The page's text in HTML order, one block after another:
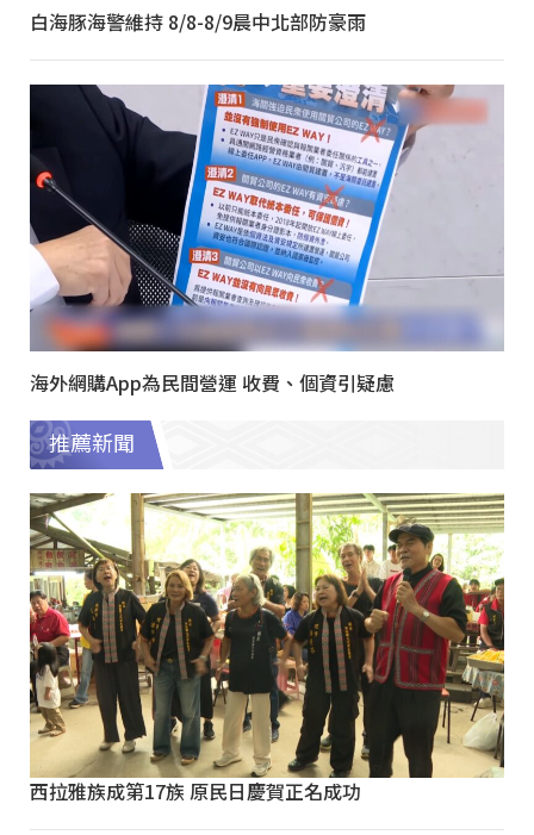
白海豚海警維持 8/8-8/9晨中北部防豪雨
海外網購App為民間營運 收費、個資引疑慮
推薦新聞
西拉雅族成第17族 原民日慶賀正名成功